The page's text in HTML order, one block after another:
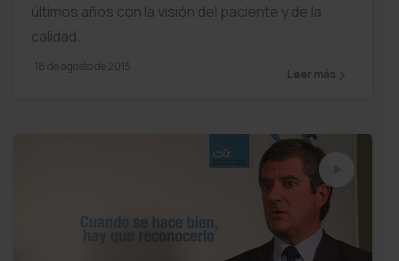
últimos años con la visión del paciente y de la
calidad.
18 de agosto de 2015
Leer más